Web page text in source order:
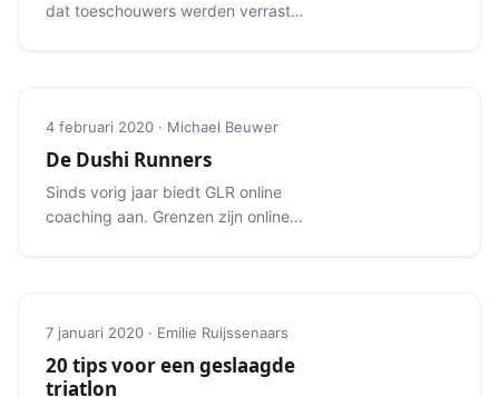
dat toeschouwers werden verrast
4 februari 2020 · Michael Beuwer
De Dushi Runners
Sinds vorig jaar biedt GLR online
coaching aan. Grenzen zijn online
7 januari 2020 · Emilie Ruijssenaars
20 tips voor een geslaagde
triatlon